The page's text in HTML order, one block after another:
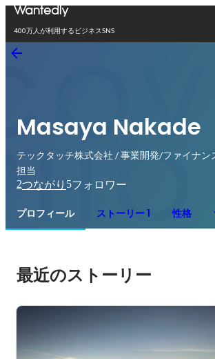
400万人が利用するビジネスSNS
Masaya Nakade
テックタッチ株式会社 / 事業開発/ファイナン
担当
2つながり 5フォロワー
プロフィール ストーリー 1 性格
最近のストーリー